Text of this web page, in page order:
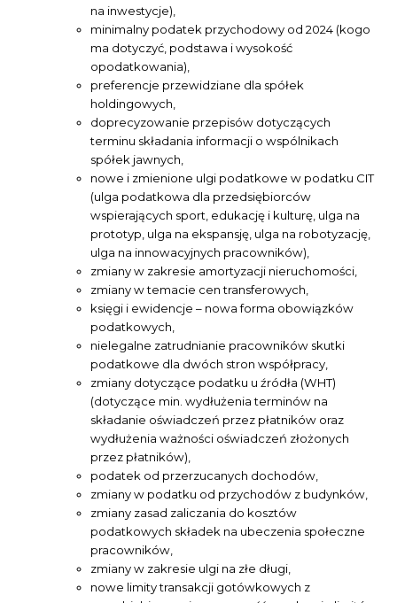
na inwestycje),
minimalny podatek przychodowy od 2024 (kogo
ma dotyczyć, podstawa i wysokość
opodatkowania),
preferencje przewidziane dla spółek
holdingowych,
doprecyzowanie przepisów dotyczących
terminu składania informacji o wspólnikach
spółek jawnych,
nowe i zmienione ulgi podatkowe w podatku CIT
(ulga podatkowa dla przedsiębiorców
wspierających sport, edukację i kulturę, ulga na
prototyp, ulga na ekspansję, ulga na robotyzację,
ulga na innowacyjnych pracowników),
zmiany w zakresie amortyzacji nieruchomości,
zmiany w temacie cen transferowych,
księgi i ewidencje – nowa forma obowiązków
podatkowych,
nielegalne zatrudnianie pracowników skutki
podatkowe dla dwóch stron współpracy,
zmiany dotyczące podatku u źródła (WHT)
(dotyczące min. wydłużenia terminów na
składanie oświadczeń przez płatników oraz
wydłużenia ważności oświadczeń złożonych
przez płatników),
podatek od przerzucanych dochodów,
zmiany w podatku od przychodów z budynków,
zmiany zasad zaliczania do kosztów
podatkowych składek na ubeczenia społeczne
pracowników,
zmiany w zakresie ulgi na złe długi,
nowe limity transakcji gotówkowych z